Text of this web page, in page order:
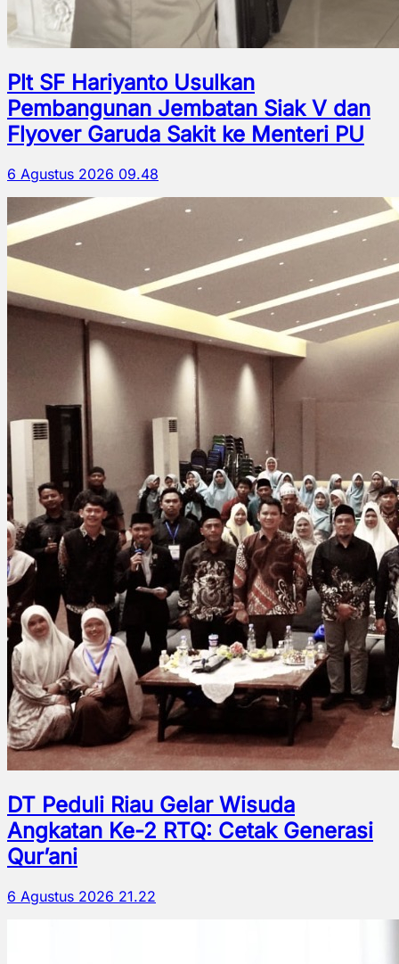
Plt SF Hariyanto Usulkan
Pembangunan Jembatan Siak V dan
Flyover Garuda Sakit ke Menteri PU
6 Agustus 2026 09.48
DT Peduli Riau Gelar Wisuda
Angkatan Ke-2 RTQ: Cetak Generasi
Qur’ani
6 Agustus 2026 21.22